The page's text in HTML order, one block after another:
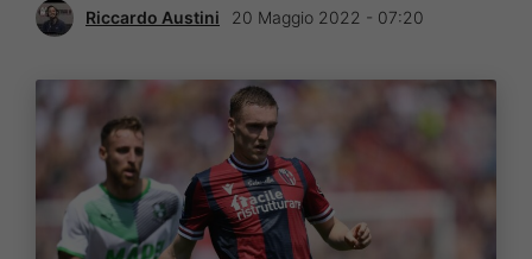
Riccardo Austini 20 Maggio 2022 - 07:20